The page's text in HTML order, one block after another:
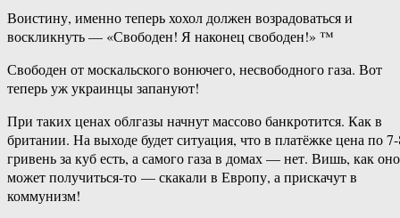
Воистину, именно теперь хохол должен возрадоваться и
воскликнуть — «Свободен! Я наконец свободен!» ™
Свободен от москальского вонючего, несвободного газа. Вот
теперь уж украинцы запануют!
При таких ценах облгазы начнут массово банкротится. Как в
британии. На выходе будет ситуация, что в платёжке цена по
гривень за куб есть, а самого газа в домах — нет. Вишь, как оно
может получиться-​то — скакали в Европу, а прискачут в
коммунизм!